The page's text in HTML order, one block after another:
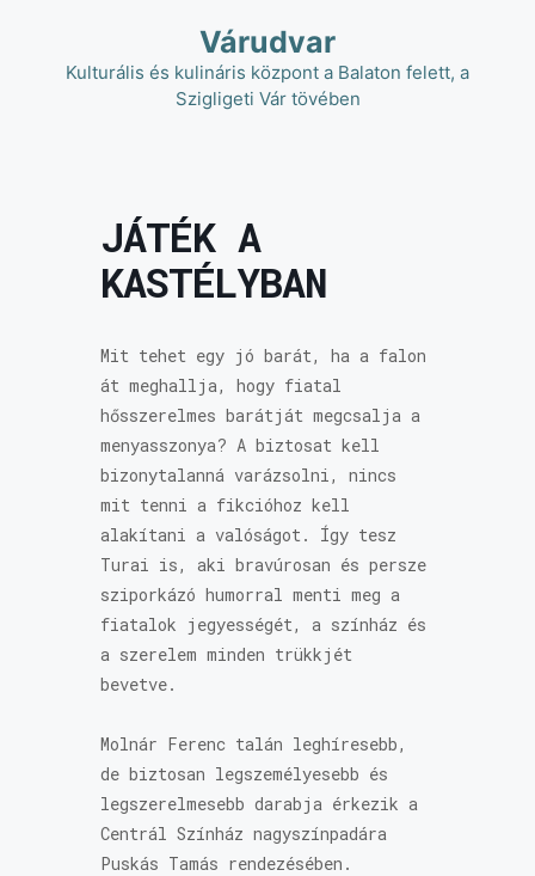
tartalomba
Várudvar
Kulturális és kulináris központ a Balaton felett, a
Szigligeti Vár tövében
JÁTÉK A
KASTÉLYBAN
Mit tehet egy jó barát, ha a falon
át meghallja, hogy fiatal
hősszerelmes barátját megcsalja a
menyasszonya? A biztosat kell
bizonytalanná varázsolni, nincs
mit tenni a fikcióhoz kell
alakítani a valóságot. Így tesz
Turai is, aki bravúrosan és persze
sziporkázó humorral menti meg a
fiatalok jegyességét, a színház és
a szerelem minden trükkjét
bevetve.
Molnár Ferenc talán leghíresebb,
de biztosan legszemélyesebb és
legszerelmesebb darabja érkezik a
Centrál Színház nagyszínpadára
Puskás Tamás rendezésében.